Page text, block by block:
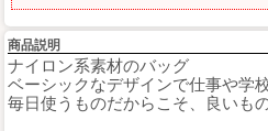
商品説明
ナイロン系素材のバッグ
ベーシックなデザインで仕事や学
毎日使うものだからこそ、良いも